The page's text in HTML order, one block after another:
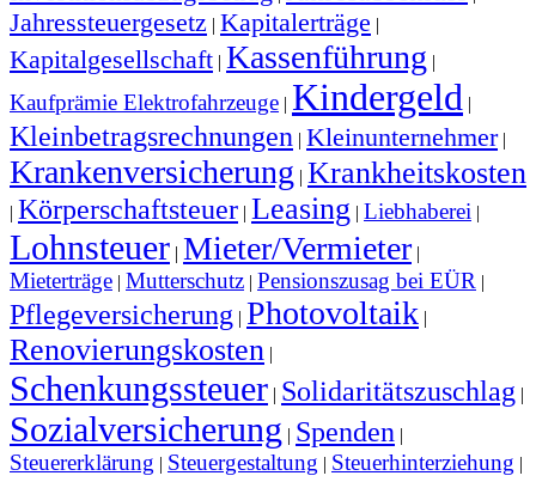
Jahressteuergesetz | Kapitalerträge |
Kapitalgesellschaft | Kassenführung |
Kaufprämie Elektrofahrzeuge | Kindergeld |
Kleinbetragsrechnungen | Kleinunternehmer|
Krankenversicherung | Krankheitskosten
| Körperschaftsteuer | Leasing | Liebhaberei |
Lohnsteuer | Mieter/Vermieter |
Mieterträge | Mutterschutz | Pensionszusag bei EÜR |
Pflegeversicherung | Photovoltaik |
Renovierungskosten |
Schenkungssteuer | Solidaritätszuschlag |
Sozialversicherung | Spenden |
Steuererklärung | Steuergestaltung | Steuerhinterziehung |